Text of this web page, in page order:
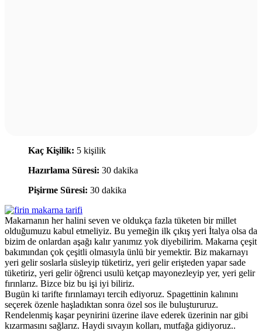
Kaç Kişilik: 5 kişilik
Hazırlama Süresi: 30 dakika
Pişirme Süresi: 30 dakika
Makarnanın her halini seven ve oldukça fazla tüketen bir millet
olduğumuzu kabul etmeliyiz. Bu yemeğin ilk çıkış yeri İtalya olsa da
bizim de onlardan aşağı kalır yanımız yok diyebilirim. Makarna çeşit
bakımından çok çeşitli olmasıyla ünlü bir yemektir. Biz makarnayı
yeri gelir soslarla süsleyip tüketiriz, yeri gelir erişteden yapar sade
tüketiriz, yeri gelir öğrenci usulü ketçap mayonezleyip yer, yeri gelir
fırınlarız. Bizce biz bu işi iyi biliriz.
Bugün ki tarifte fırınlamayı tercih ediyoruz. Spagettinin kalınını
seçerek özenle haşladıktan sonra özel sos ile buluştururuz.
Rendelenmiş kaşar peynirini üzerine ilave ederek üzerinin nar gibi
kızarmasını sağlarız. Haydi sıvayın kolları, mutfağa gidiyoruz..